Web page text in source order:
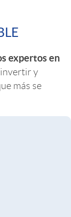
expertos en
invertir y
más se